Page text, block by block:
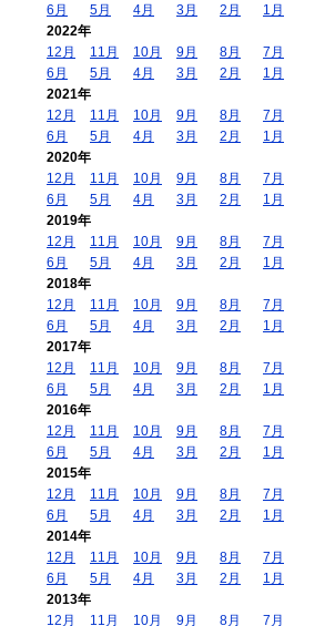
6月
5月 4月 3月 2月
1月
2022年
12月
11月 10月 9月 8月
7月
6月
5月 4月 3月 2月
1月
2021年
12月
11月 10月 9月 8月
7月
6月
5月 4月 3月 2月
1月
2020年
12月
11月 10月 9月 8月
7月
6月
5月 4月 3月 2月
1月
2019年
12月
11月 10月 9月 8月
7月
6月
5月 4月 3月 2月
1月
2018年
12月
11月 10月 9月 8月
7月
6月
5月 4月 3月 2月
1月
2017年
12月
11月 10月 9月 8月
7月
6月
5月 4月 3月 2月
1月
2016年
12月
11月 10月 9月 8月
7月
6月
5月 4月 3月 2月
1月
2015年
12月
11月 10月 9月 8月
7月
6月
5月 4月 3月 2月
1月
2014年
12月
11月 10月 9月 8月
7月
6月
5月 4月 3月 2月
1月
2013年
12月
11月 10月 9月 8月 7月